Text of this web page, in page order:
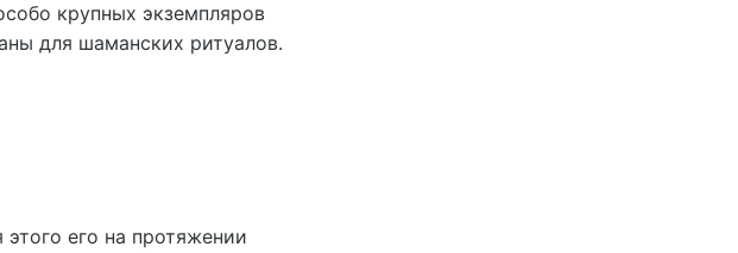
крупных экземпляров
для шаманских ритуалов.
его на протяжении